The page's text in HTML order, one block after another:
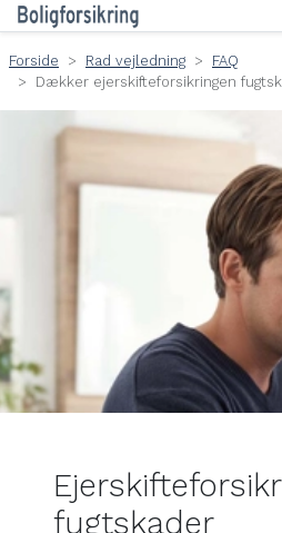
Forside Rad vejledning
FAQ
Dækker ejerskifteforsikringen
fugtskader